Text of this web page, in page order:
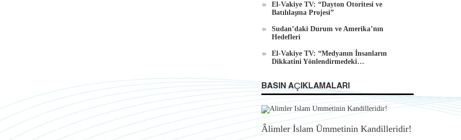
El-Vakiye TV: “Dayton Otoritesi ve
Batılılaşma Projesi”
Sudan’daki Durum ve Amerika’nın
Hedefleri
El-Vakiye TV: “Medyanın İnsanların
Dikkatini Yönlendirmedeki…
BASIN AÇIKLAMALARI
Âlimler İslam Ümmetinin Kandilleridir!